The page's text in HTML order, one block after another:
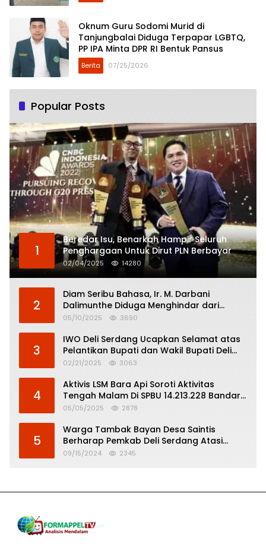
Oknum Guru Sodomi Murid di
Tanjungbalai Diduga Terpapar LGBTQ,
PP IPA Minta DPR RI Bentuk Pansus
Berita 07/25/2026
Popular Posts
1
Beredar Isu, Benarkah Hampir Seluruh
Penghargaan Untuk Dirut PLN Berbayar
02/04/2025 14280
2
Diam Seribu Bahasa, Ir. M. Darbani
Dalimunthe Diduga Menghindar dari
Pertanggungjawaban Politik
05/10/2025 3690
3
IWO Deli Serdang Ucapkan Selamat atas
Pelantikan Bupati dan Wakil Bupati Deli
Serdang
02/21/2025 3063
4
Aktivis LSM Bara Api Soroti Aktivitas
Tengah Malam Di SPBU 14.213.228 Bandar
Tinggi
05/05/2025 2878
5
Warga Tambak Bayan Desa Saintis
Berharap Pemkab Deli Serdang Atasi
Banjir
09/15/2024 2345